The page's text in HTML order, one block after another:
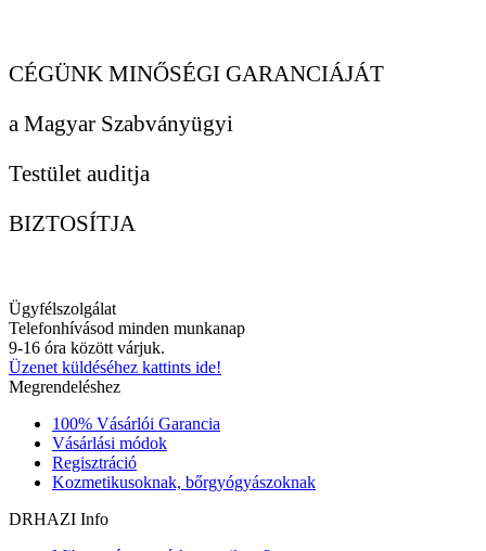
CÉGÜNK MINŐSÉGI GARANCIÁJÁT
a Magyar Szabványügyi
Testület auditja
BIZTOSÍTJA
Ügyfélszolgálat
Telefonhívásod minden munkanap
9-16 óra között várjuk.
Üzenet küldéséhez kattints ide!
Megrendeléshez
100% Vásárlói Garancia
Vásárlási módok
Regisztráció
Kozmetikusoknak, bőrgyógyászoknak
DRHAZI Info